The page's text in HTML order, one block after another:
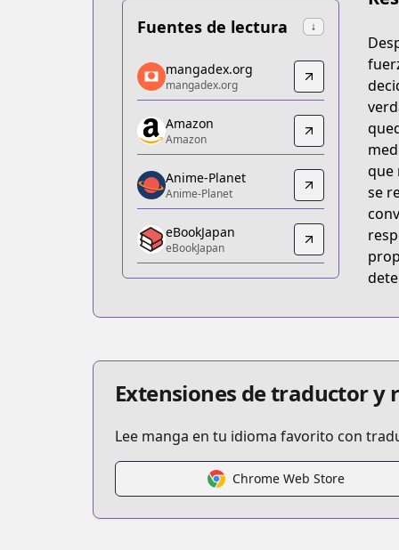
Fuentes de lectura ↓
mangadex.org
mangadex.org
https://mangadex.org/title/d8a959f7-
Amazon
Amazon
https://www.amazon.co.jp/gp/product/
Anime-Planet
Anime-Planet
https://www.anime-planet.com/
eBookJapan
eBookJapan
Official Raw
https://tonarinoyj.jp/episode/
Kitsu
Kitsu
https://kitsu.app/manga/24147
CDJapan
https://www.anime-planet.com/
mangadex.org
mangadex.org
Amazon
Amazon
Anime-Planet
Anime-Planet
eBookJapan
eBookJapan
que
se
Extensiones de traductor y
Lee manga en tu idioma favorito con
Chrome Web Store